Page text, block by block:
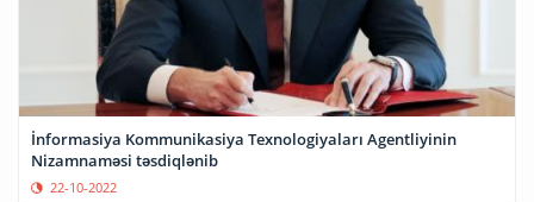
İnformasiya Kommunikasiya Texnologiyaları Agentliyinin
Nizamnaməsi təsdiqlənib
22-10-2022